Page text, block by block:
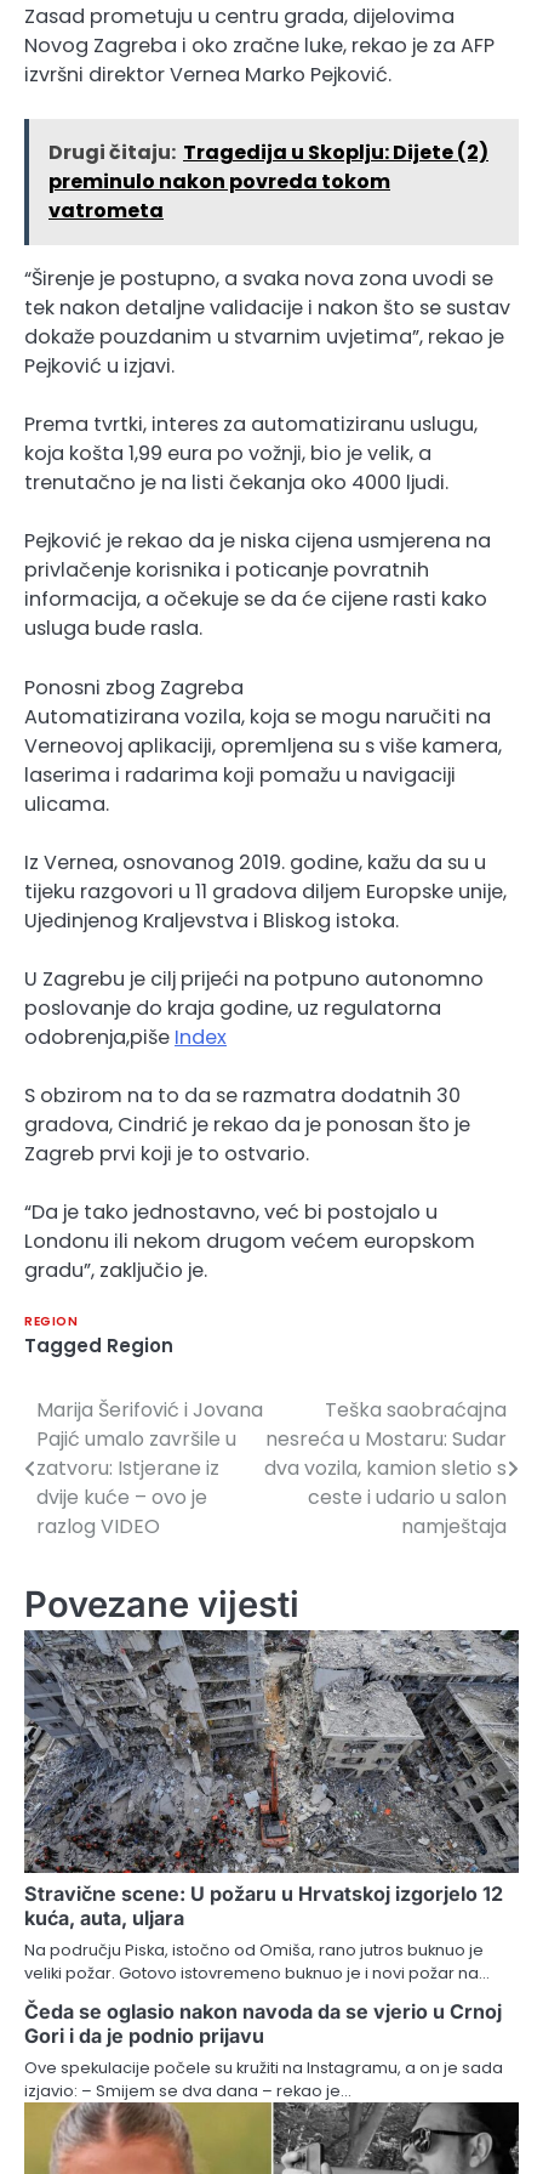
Zasad prometuju u centru grada, dijelovima
Novog Zagreba i oko zračne luke, rekao je za AFP
izvršni direktor Vernea Marko Pejković.
Drugi čitaju: Tragedija u Skoplju: Dijete (2)
preminulo nakon povreda tokom
vatrometa
“Širenje je postupno, a svaka nova zona uvodi se
tek nakon detaljne validacije i nakon što se sustav
dokaže pouzdanim u stvarnim uvjetima”, rekao je
Pejković u izjavi.
Prema tvrtki, interes za automatiziranu uslugu,
koja košta 1,99 eura po vožnji, bio je velik, a
trenutačno je na listi čekanja oko 4000 ljudi.
Pejković je rekao da je niska cijena usmjerena na
privlačenje korisnika i poticanje povratnih
informacija, a očekuje se da će cijene rasti kako
usluga bude rasla.
Ponosni zbog Zagreba
Automatizirana vozila, koja se mogu naručiti na
Verneovoj aplikaciji, opremljena su s više kamera,
laserima i radarima koji pomažu u navigaciji
ulicama.
Iz Vernea, osnovanog 2019. godine, kažu da su u
tijeku razgovori u 11 gradova diljem Europske unije,
Ujedinjenog Kraljevstva i Bliskog istoka.
U Zagrebu je cilj prijeći na potpuno autonomno
poslovanje do kraja godine, uz regulatorna
odobrenja,piše Index
S obzirom na to da se razmatra dodatnih 30
gradova, Cindrić je rekao da je ponosan što je
Zagreb prvi koji je to ostvario.
“Da je tako jednostavno, već bi postojalo u
Londonu ili nekom drugom većem europskom
gradu”, zaključio je.
REGION
Tagged Region
Navigacija
članaka
Marija Šerifović i Jovana
Pajić umalo završile u
zatvoru: Istjerane iz
dvije kuće – ovo je
razlog VIDEO
Teška saobraćajna
nesreća u Mostaru: Sudar
dva vozila, kamion sletio s
ceste i udario u salon
namještaja
Povezane vijesti
Stravične scene: U požaru u Hrvatskoj izgorjelo 12
kuća, auta, uljara
Na području Piska, istočno od Omiša, rano jutros buknuo je
veliki požar. Gotovo istovremeno buknuo je i novi požar na…
Čeda se oglasio nakon navoda da se vjerio u Crnoj
Gori i da je podnio prijavu
Ove spekulacije počele su kružiti na Instagramu, a on je sada
izjavio: – Smijem se dva dana – rekao je…